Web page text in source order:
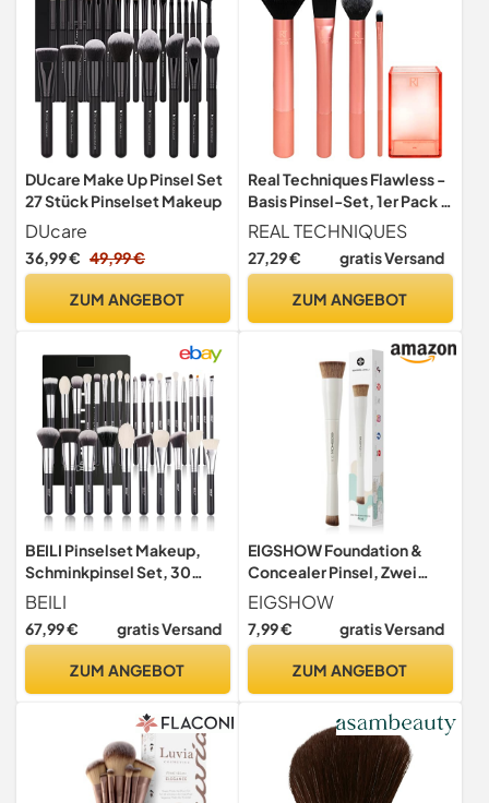
DUcare Make Up Pinsel Set
27 Stück Pinselset Makeup
DUcare
36,99 € 49,99 €
ZUM ANGEBOT
Real Techniques Flawless -
Basis Pinsel-Set, 1er Pack (1
x 4 Stück)
REAL TECHNIQUES
27,29 € gratis Versand
ZUM ANGEBOT
BEILI Pinselset Makeup,
Schminkpinsel Set, 30
Stück makeup pinsel set
professionell mit Detail
Lidschattenpinsel,
Rougepinsel,
Concealerpinsel,
Highlighterpinsel
BEILI
67,99 € gratis Versand
ZUM ANGEBOT
EIGSHOW Foundation &
Concealer Pinsel, Zwei
Enden Makeup-Pinsel,
Beige-D110
EIGSHOW
7,99 € gratis Versand
ZUM ANGEBOT